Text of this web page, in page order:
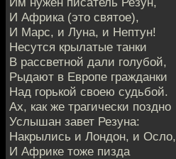
И Африка (это святое),
И Марс, и Луна, и Нептун!
Несутся крылатые танки
В рассветной дали голубой,
Рыдают в Европе гражданки
Над горькой своею судьбой.
Ах, как же трагически поздно
Услышан завет Резуна:
Накрылись и Лондон, и Осло,
И Африке тоже пизда